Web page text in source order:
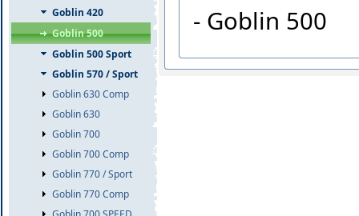
Goblin 420
Goblin 500
Goblin 500 Sport
Goblin 570 / Sport
Goblin 630 Comp
Goblin 630
Goblin 700
Goblin 700 Comp
Goblin 770 / Sport
Goblin 770 Comp
- Goblin 500